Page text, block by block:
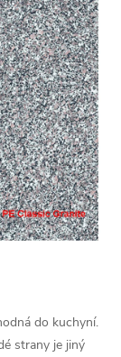
do kuchyní.
strany je jiný